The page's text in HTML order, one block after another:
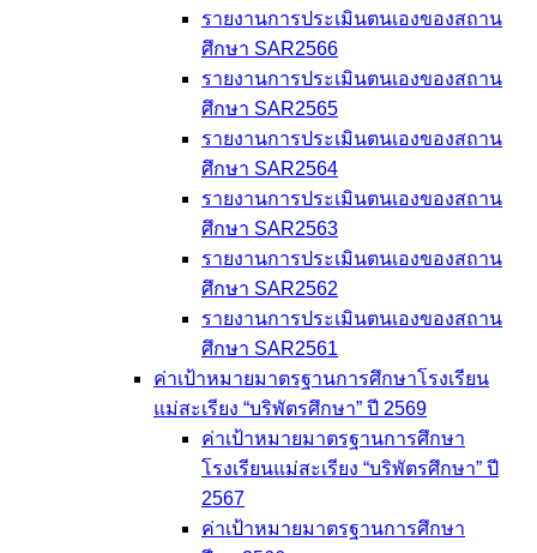
รายงานการประเมินตนเองของสถาน
ศึกษา SAR2566
รายงานการประเมินตนเองของสถาน
ศึกษา SAR2565
รายงานการประเมินตนเองของสถาน
ศึกษา SAR2564
รายงานการประเมินตนเองของสถาน
ศึกษา SAR2563
รายงานการประเมินตนเองของสถาน
ศึกษา SAR2562
รายงานการประเมินตนเองของสถาน
ศึกษา SAR2561
ค่าเป้าหมายมาตรฐานการศึกษาโรงเรียน
แม่สะเรียง “บริพัตรศึกษา” ปี 2569
ค่าเป้าหมายมาตรฐานการศึกษา
โรงเรียนแม่สะเรียง “บริพัตรศึกษา” ปี
2567
ค่าเป้าหมายมาตรฐานการศึกษา